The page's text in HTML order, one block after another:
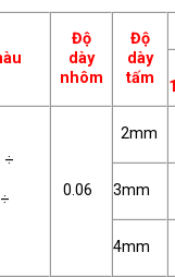
Độ
dày
nhôm
Độ
dày
tấm
÷
0.06
2mm
3mm
4mm